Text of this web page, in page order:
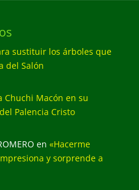
sustituir los árboles que
del Salón
Chuchi Macón en su
Palencia Cristo
en «Hacerme
y sorprende a